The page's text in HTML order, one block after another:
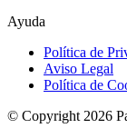
Ayuda
Política de
Aviso Legal
Política de
© Copyright 2026